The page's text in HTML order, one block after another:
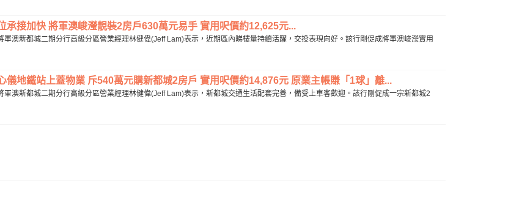
承接加快 將軍澳峻瀅靚裝2房戶630萬元易手 實用呎價約12,625元...
軍澳新都城二期分行高級分區營業經理林健偉(Jeff Lam)表示，近期區內睇樓量持續活躍，交投表現向好。該行剛促成將軍澳峻瀅實用
儀地鐵站上蓋物業 斥540萬元購新都城2房戶 實用呎價約14,876元 原業主帳賺「1球」離...
軍澳新都城二期分行高級分區營業經理林健偉(Jeff Lam)表示，新都城交通生活配套完善，備受上車客歡迎。該行剛促成一宗新都城2